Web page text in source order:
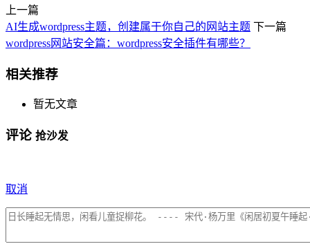
上一篇
AI生成wordpress主题，创建属于你自己的网站主题 下一篇
wordpress网站安全篇：wordpress安全插件有哪些？
相关推荐
暂无文章
评论 抢沙发
取消